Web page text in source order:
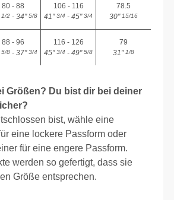
80 - 88
1/2 - 34"5/8
106 - 116
41"3/4 - 45"3/4
78.5
30"15/16
88 - 96
5/8 - 37"3/4
116 - 126
45"3/4 - 49"5/8
79
31"1/8
Größen? Du bist dir bei deiner
bist, wähle eine
eine lockere Passform oder
für eine engere Passform.
werden so gefertigt, dass sie
Größe entsprechen.